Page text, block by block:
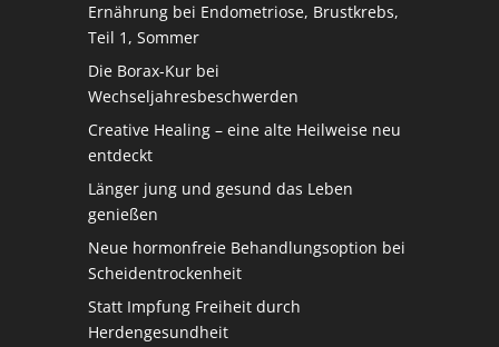
Ernährung bei Endometriose, Brustkrebs,
Teil 1, Sommer
Die Borax-Kur bei
Wechseljahresbeschwerden
Creative Healing – eine alte Heilweise neu
entdeckt
Länger jung und gesund das Leben
genießen
Neue hormonfreie Behandlungsoption bei
Scheidentrockenheit
Statt Impfung Freiheit durch
Herdengesundheit